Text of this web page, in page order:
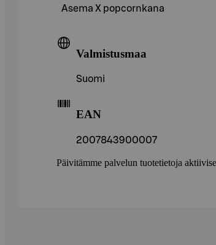
Asema X popcornkana
Valmistusmaa
Suomi
EAN
2007843900007
Päivitämme palvelun tuotetietoja